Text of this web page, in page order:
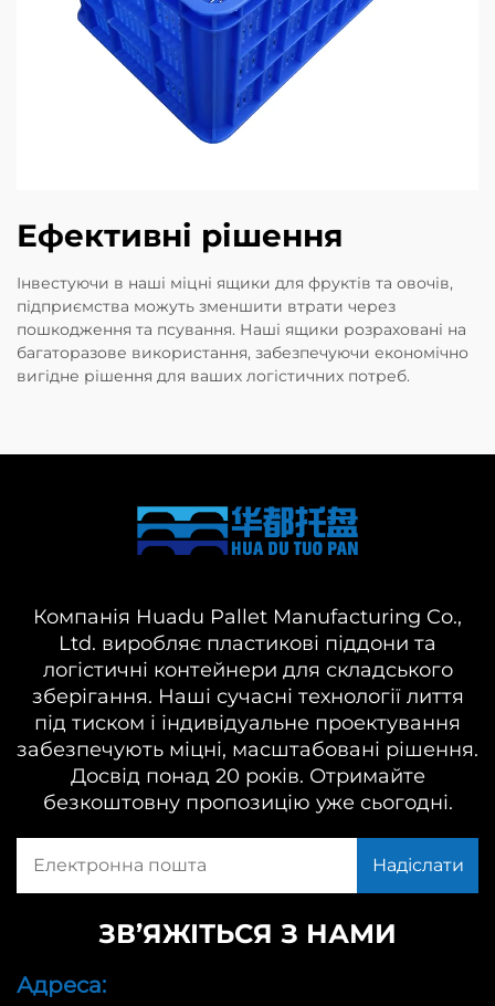
Ефективні рішення
Інвестуючи в наші міцні ящики для фруктів та овочів,
підприємства можуть зменшити втрати через
пошкодження та псування. Наші ящики розраховані на
багаторазове використання, забезпечуючи економічно
вигідне рішення для ваших логістичних потреб.
Компанія Huadu Pallet Manufacturing Co.,
Ltd. виробляє пластикові піддони та
логістичні контейнери для складського
зберігання. Наші сучасні технології лиття
під тиском і індивідуальне проектування
забезпечують міцні, масштабовані рішення.
Досвід понад 20 років. Отримайте
безкоштовну пропозицію уже сьогодні.
ЗВ’ЯЖІТЬСЯ З НАМИ
Адреса: